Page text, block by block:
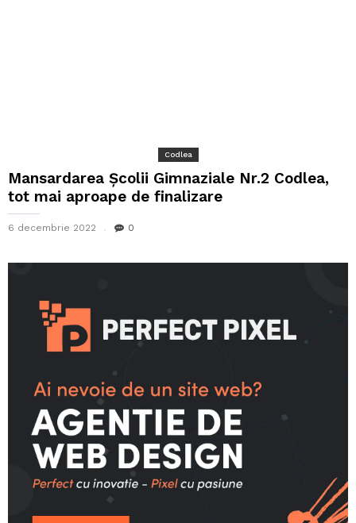
Codlea
Mansardarea Școlii Gimnaziale Nr.2 Codlea,
tot mai aproape de finalizare
6 decembrie 2022 0